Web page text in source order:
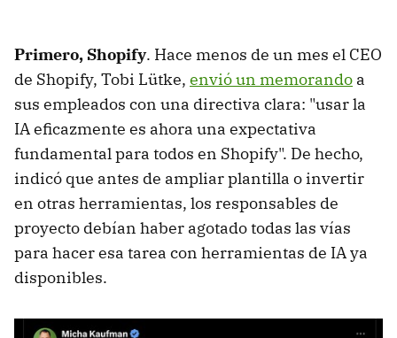
Primero, Shopify. Hace menos de un mes el CEO
de Shopify, Tobi Lütke, envió un memorando a
sus empleados con una directiva clara: "usar la
IA eficazmente es ahora una expectativa
fundamental para todos en Shopify". De hecho,
indicó que antes de ampliar plantilla o invertir
en otras herramientas, los responsables de
proyecto debían haber agotado todas las vías
para hacer esa tarea con herramientas de IA ya
disponibles.